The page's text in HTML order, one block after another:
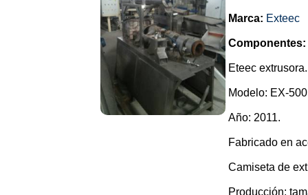
Marca: Exteec
Componentes:
Eteec extrusora.
Modelo: EX-
Año: 2011.
Fabricado en
Camiseta de
Producción: